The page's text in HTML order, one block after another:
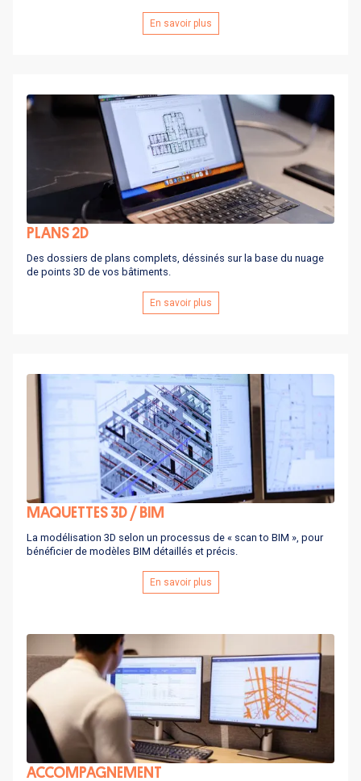
En savoir plus
PLANS 2D
Des dossiers de plans complets, déssinés sur la base du nuage
de points 3D de vos bâtiments.
En savoir plus
MAQUETTES 3D / BIM
La modélisation 3D selon un processus de « scan to BIM », pour
bénéficier de modèles BIM détaillés et précis.
En savoir plus
ACCOMPAGNEMENT